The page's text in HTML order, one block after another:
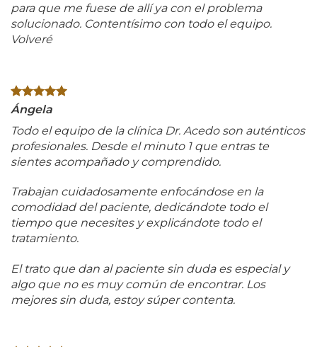
para que me fuese de allí ya con el problema
solucionado. Contentísimo con todo el equipo.
Volveré
Ángela
Todo el equipo de la clínica Dr. Acedo son auténticos
profesionales. Desde el minuto 1 que entras te
sientes acompañado y comprendido.
Trabajan cuidadosamente enfocándose en la
comodidad del paciente, dedicándote todo el
tiempo que necesites y explicándote todo el
tratamiento.
El trato que dan al paciente sin duda es especial y
algo que no es muy común de encontrar. Los
mejores sin duda, estoy súper contenta.